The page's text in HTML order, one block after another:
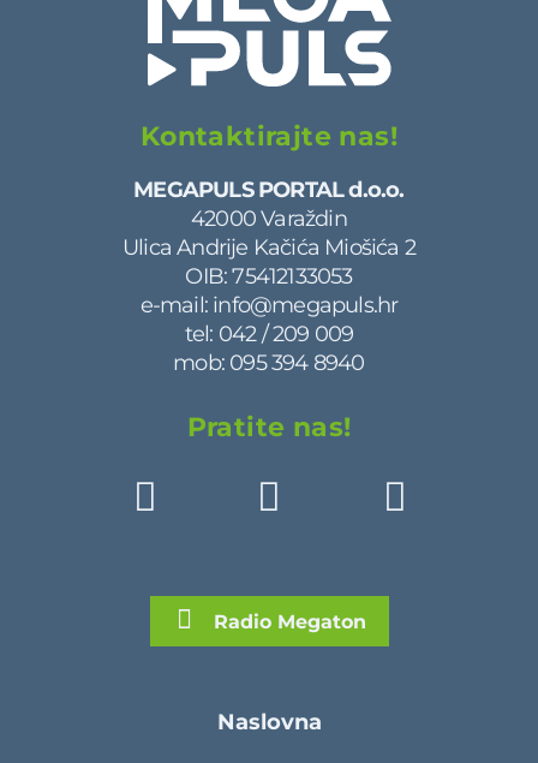
Kontaktirajte nas!
MEGAPULS PORTAL d.o.o.
42000 Varaždin
Ulica Andrije Kačića Miošića 2
OIB: 75412133053
e-mail: info@megapuls.hr
tel: 042 / 209 009
mob: 095 394 8940
Pratite nas!
Radio Megaton
Naslovna